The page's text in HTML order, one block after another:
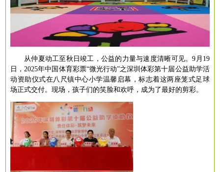
从仲夏动工至秋日竣工，公益的力量与速度清晰可见。9月19
日，2025年中国体育彩票“微光行动”之深圳体彩第十届公益助学活
动资助仪式在八尺镇中心小学温馨启幕，标志着这两座笼式足球
场正式交付。现场，孩子们的笑脸和欢呼，成为了最好的剪彩。